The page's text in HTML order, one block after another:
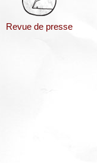
Revue de presse